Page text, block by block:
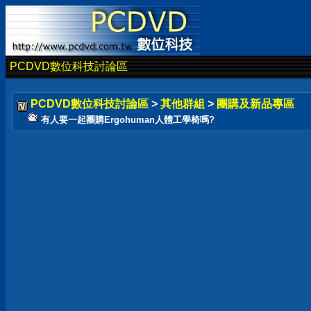
PCDVD數位科技討論區
PCDVD數位科技討論區 > 其他群組 > 團購及新品專區
有人要一起團購Ergohuman人體工學椅嗎?